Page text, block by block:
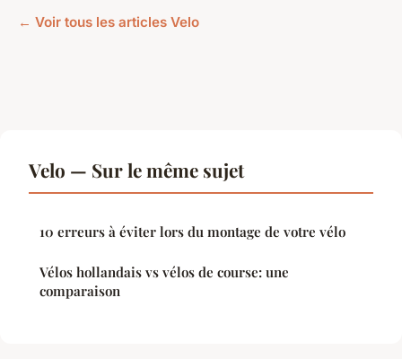
← Voir tous les articles Velo
Velo — Sur le même sujet
10 erreurs à éviter lors du montage de votre vélo
Vélos hollandais vs vélos de course: une
comparaison